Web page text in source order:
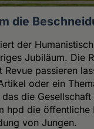
die
der
Jubiläum. Die
Revue passieren
oder ein
die
hpd die öffentliche
von Jungen.